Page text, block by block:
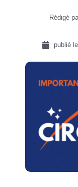
Rédigé
publié le